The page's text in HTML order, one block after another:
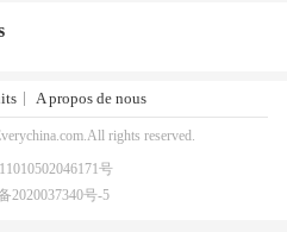
A propos de nous
rights reserved.
号
2020037340号-5